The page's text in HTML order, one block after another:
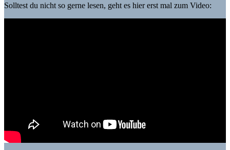
Solltest du nicht so gerne lesen, geht es hier erst mal zum Video: